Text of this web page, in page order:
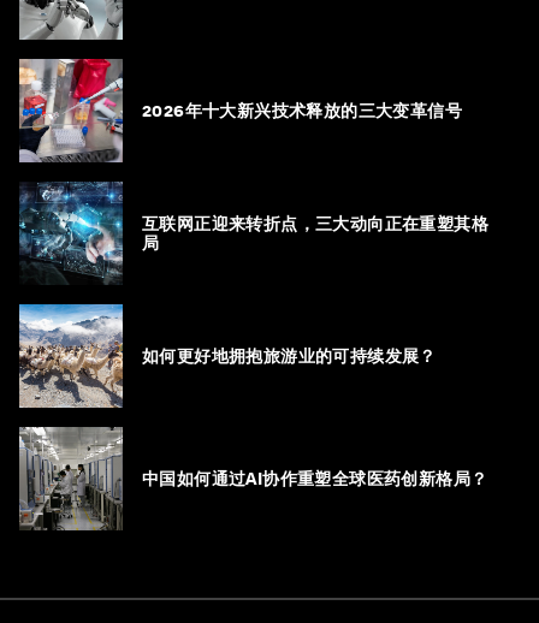
2026年十大新兴技术释放的三大变革信号
互联网正迎来转折点，三大动向正在重塑其格
局
如何更好地拥抱旅游业的可持续发展？
中国如何通过AI协作重塑全球医药创新格局？